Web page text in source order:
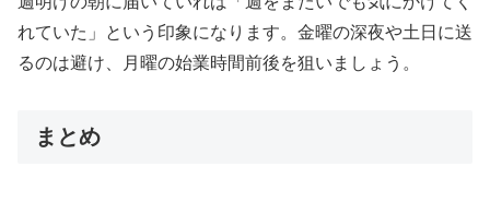
れていた」という印象になります。金曜の深夜や土日に送
るのは避け、月曜の始業時間前後を狙いましょう。
まとめ